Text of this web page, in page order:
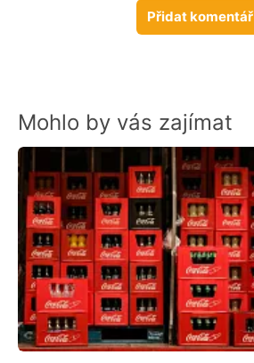
Přidat komentář
Mohlo by vás zajímat